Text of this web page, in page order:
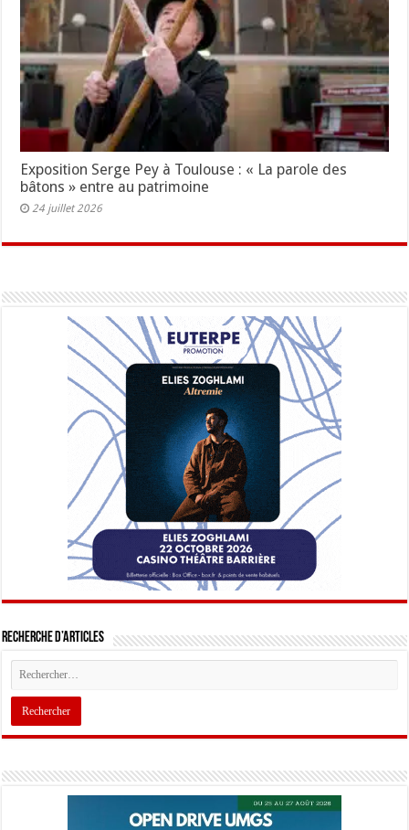
Exposition Serge Pey à Toulouse : « La parole des
bâtons » entre au patrimoine
24 juillet 2026
Recherche d’articles